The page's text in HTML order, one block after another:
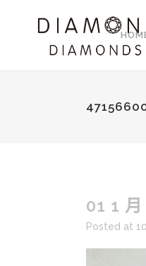
01 1 月
Posted at